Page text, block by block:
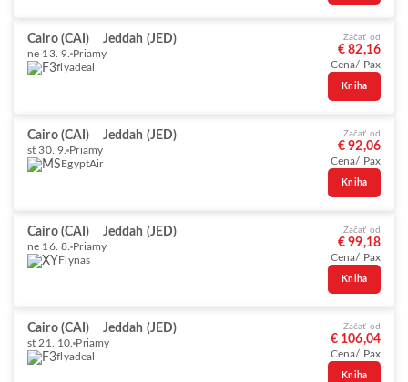
Cairo (CAI) Jeddah (JED)
ne 13. 9. Priamy
flyadeal
Začať od
€ 82,16
Cena/ Pax
Kniha
Cairo (CAI) Jeddah (JED)
st 30. 9. Priamy
EgyptAir
Začať od
€ 92,06
Cena/ Pax
Kniha
Cairo (CAI) Jeddah (JED)
ne 16. 8. Priamy
Flynas
Začať od
€ 99,18
Cena/ Pax
Kniha
Cairo (CAI) Jeddah (JED)
st 21. 10. Priamy
flyadeal
Začať od
€ 106,04
Cena/ Pax
Kniha